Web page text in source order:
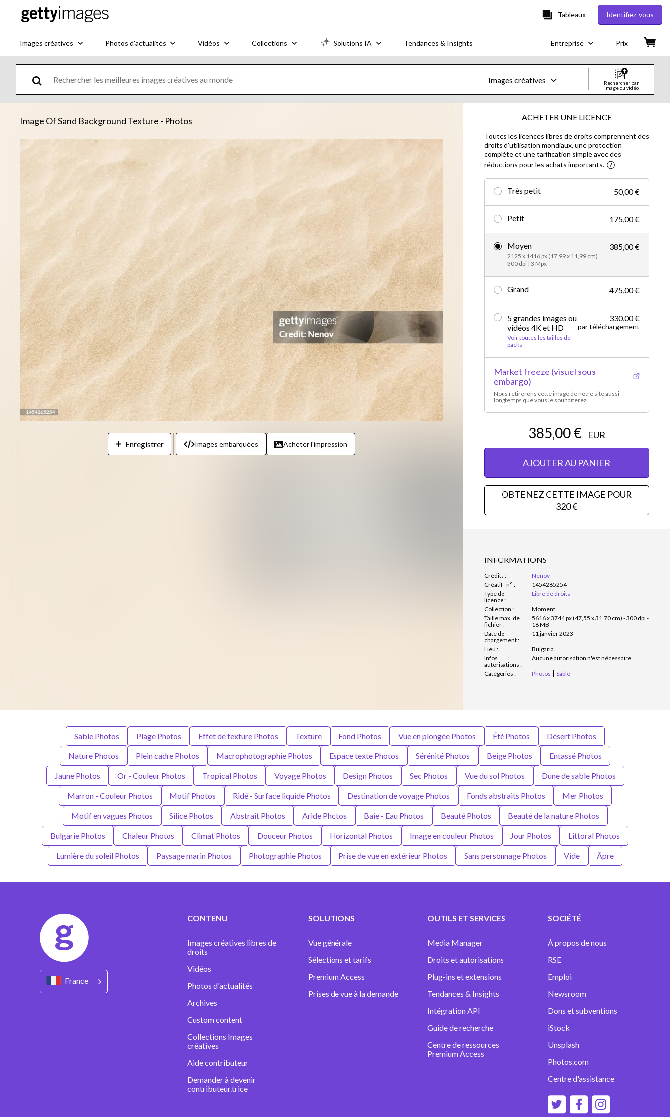
Tableaux Identifiez-vous
Images créatives Photos d'actualités Vidéos Collections Solutions IA Tendances & Insights Entreprise Prix
Images créatives
Images
Images créatives
Vidéos créatives
Vidéos d’actualités
Rechercher par
image ou vidéo
Image Of Sand Background Texture - Photos
Enregistrer Images embarquées Acheter l'impression
ACHETER UNE LICENCE
Toutes les licences libres de droits comprennent des
droits d'utilisation mondiaux, une protection
complète et une tarification simple avec des
réductions pour les achats importants.
Très petit 50,00 €
Petit 175,00 €
Moyen
2125 x 1416 px (17,99 x 11,99 cm)
300 dpi | 3 Mpx
385,00 €
Grand 475,00 €
5 grandes images ou
vidéos 4K et HD
Voir toutes les tailles de
packs
330,00 €
par téléchargement
Market freeze (visuel sous
embargo)
Nous retirerons cette image de notre site aussi
longtemps que vous le souhaiterez.
385,00 € EUR
AJOUTER AU PANIER
OBTENEZ CETTE IMAGE POUR
320 €
INFORMATIONS
Crédits :
Nenov
Créatif - n° :
1454265254
Type de
licence :
Libre de droits
Collection :
Moment
Taille max. de
fichier :
5616 x 3744 px (47,55 x 31,70 cm) - 300 dpi -
18 MB
Date de
chargement :
11 janvier 2023
Lieu :
Bulgaria
Infos
autorisations :
Aucune autorisation n'est nécessaire
Catégories : Photos Sable
Sable Photos Plage Photos Effet de texture Photos Texture Fond Photos Vue en plongée Photos Été Photos Désert Photos
Nature Photos Plein cadre Photos Macrophotographie Photos Espace texte Photos Sérénité Photos Beige Photos Entassé Photos
Jaune Photos Or - Couleur Photos Tropical Photos Voyage Photos Design Photos Sec Photos Vue du sol Photos Dune de sable Photos
Marron - Couleur Photos Motif Photos Ridé - Surface liquide Photos Destination de voyage Photos Fonds abstraits Photos Mer Photos
Motif en vagues Photos Silice Photos Abstrait Photos Aride Photos Baie - Eau Photos Beauté Photos Beauté de la nature Photos
Bulgarie Photos Chaleur Photos Climat Photos Douceur Photos Horizontal Photos Image en couleur Photos Jour Photos Littoral Photos
Lumière du soleil Photos Paysage marin Photos Photographie Photos Prise de vue en extérieur Photos Sans personnage Photos Vide Âpre
France
CONTENU
Images créatives libres de
droits
Vidéos
Photos d'actualités
Archives
Custom content
Collections Images
créatives
Aide contributeur
Demander à devenir
contributeur.trice
SOLUTIONS
Vue générale
Sélections et tarifs
Premium Access
Prises de vue à la demande
OUTILS ET SERVICES
Media Manager
Droits et autorisations
Plug-ins et extensions
Tendances & Insights
Intégration API
Guide de recherche
Centre de ressources
Premium Access
SOCIÉTÉ
À propos de nous
RSE
Emploi
Newsroom
Dons et subventions
iStock
Unsplash
Photos.com
Centre d'assistance